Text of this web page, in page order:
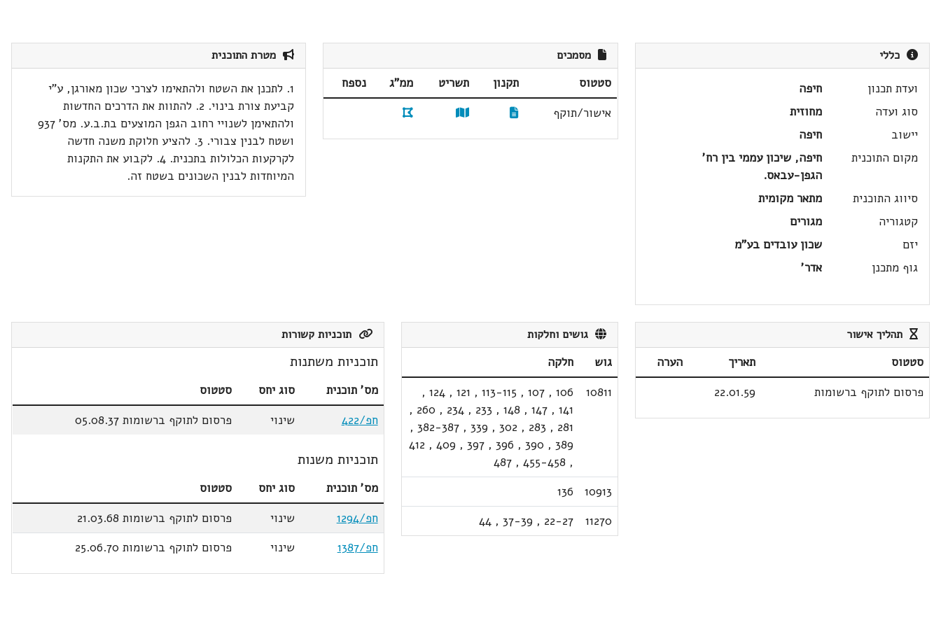
כללי
ועדת תכנון
חיפה
סוג ועדה
מחוזית
יישוב
חיפה
מקום התוכנית
חיפה, שיכון עממי בין רח'
הגפן-עבאס.
סיווג התוכנית
מתאר מקומית
קטגוריה
מגורים
יזם
שכון עובדים בע"מ
גוף מתכנן
אדר'
מסמכים
סטטוס תקנון תשריט ממ"ג
נספח
אישור/תוקף
מטרת התוכנית
1. לתכנן את השטח ולהתאימו לצרכי שכון מאורגן, ע"י
קביעת צורת בינוי. 2. להתוות את הדרכים החדשות
ולהתאימן לשנויי רחוב הגפן המוצעים בת.ב.ע. מס' 937
ושטח לבנין צבורי. 3. להציע חלוקת משנה חדשה
לקרקעות הכלולות בתכנית. 4. לקבוע את התקנות
המיוחדות לבנין השכונים בשטח זה.
תהליך אישור
סטטוס תאריך
הערה
פרסום לתוקף ברשומות
22.01.59
גושים וחלקות
גוש
חלקה
10811
106
,
107
,
113-115
,
121
,
124
,
141
,
147
,
148
,
233
,
234
,
260
,
281
,
283
,
302
,
339
,
382-387
,
389
,
390
,
396
,
397
,
409
,
412
,
455-458
,
487
10913
136
11270
22-27
,
37-39
,
44
תוכניות קשורות
תוכניות משתנות
מס' תוכנית סוג יחס
סטטוס
חפ/422
שינוי פרסום לתוקף ברשומות 05.08.37
תוכניות משנות
מס' תוכנית סוג יחס
סטטוס
חפ/1294
שינוי
פרסום לתוקף ברשומות 21.03.68
חפ/1387
שינוי פרסום לתוקף ברשומות 25.06.70